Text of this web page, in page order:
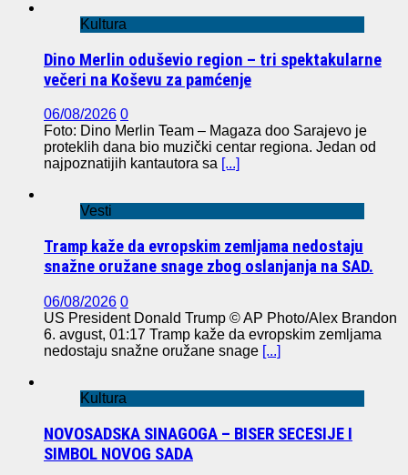
Kultura
Dino Merlin oduševio region – tri spektakularne
večeri na Koševu za pamćenje
06/08/2026 0
Foto: Dino Merlin Team – Magaza doo Sarajevo je
proteklih dana bio muzički centar regiona. Jedan od
najpoznatijih kantautora sa [...]
Vesti
Tramp kaže da evropskim zemljama nedostaju
snažne oružane snage zbog oslanjanja na SAD.
06/08/2026 0
US President Donald Trump © AP Photo/Alex Brandon
6. avgust, 01:17 Tramp kaže da evropskim zemljama
nedostaju snažne oružane snage [...]
Kultura
NOVOSADSKA SINAGOGA – BISER SECESIJE I
SIMBOL NOVOG SADA